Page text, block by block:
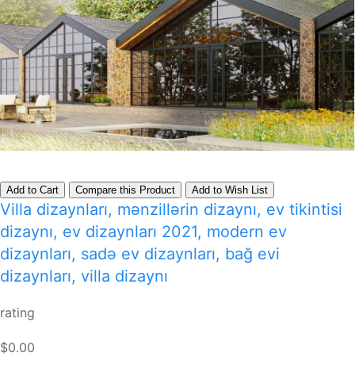
Add to Cart Compare this Product Add to Wish List
Villa dizaynları, mənzillərin dizaynı, ev tikintisi
dizaynı, ev dizaynları 2021, modern ev
dizaynları, sadə ev dizaynları, bağ evi
dizaynları, villa dizaynı
rating
$0.00